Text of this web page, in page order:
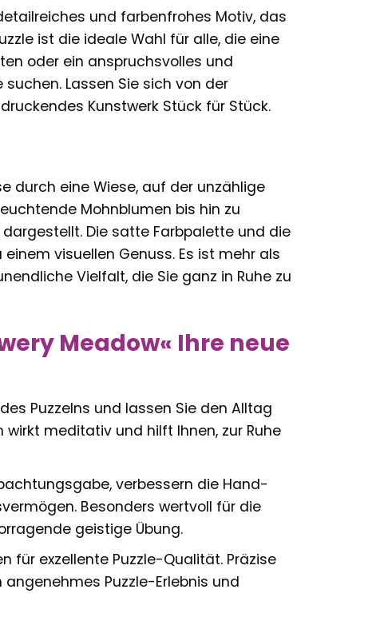
und farbenfrohes Motiv, das
ist die ideale Wahl für alle, die eine
oder ein anspruchsvolles und
Lassen Sie sich von der
Kunstwerk Stück für Stück.
durch eine Wiese, auf der unzählige
Mohnblumen bis hin zu
Die satte Farbpalette und die
visuellen Genuss. Es ist mehr als
Vielfalt, die Sie ganz in Ruhe zu
Meadow« Ihre neue
Puzzelns und lassen Sie den Alltag
meditativ und hilft Ihnen, zur Ruhe
verbessern die Hand-
Besonders wertvoll für die
geistige Übung.
für exzellente Puzzle-Qualität. Präzise
Puzzle-Erlebnis und